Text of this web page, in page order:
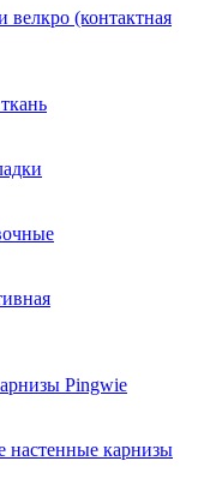
(контактная
Pingwie
настенные карнизы